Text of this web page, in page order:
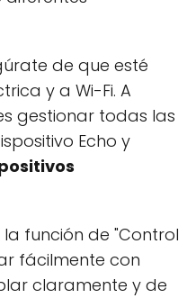
de que esté
y a Wi-Fi. A
gestionar todas las
Echo y
función de "Control
fácilmente con
claramente y de